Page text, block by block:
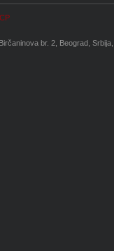
br. 2, Beograd, Srbija,